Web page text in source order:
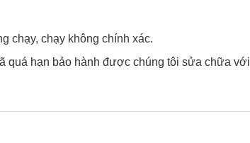
chạy, chạy không chính xác.
quá hạn bảo hành được chúng tôi sửa chữa với